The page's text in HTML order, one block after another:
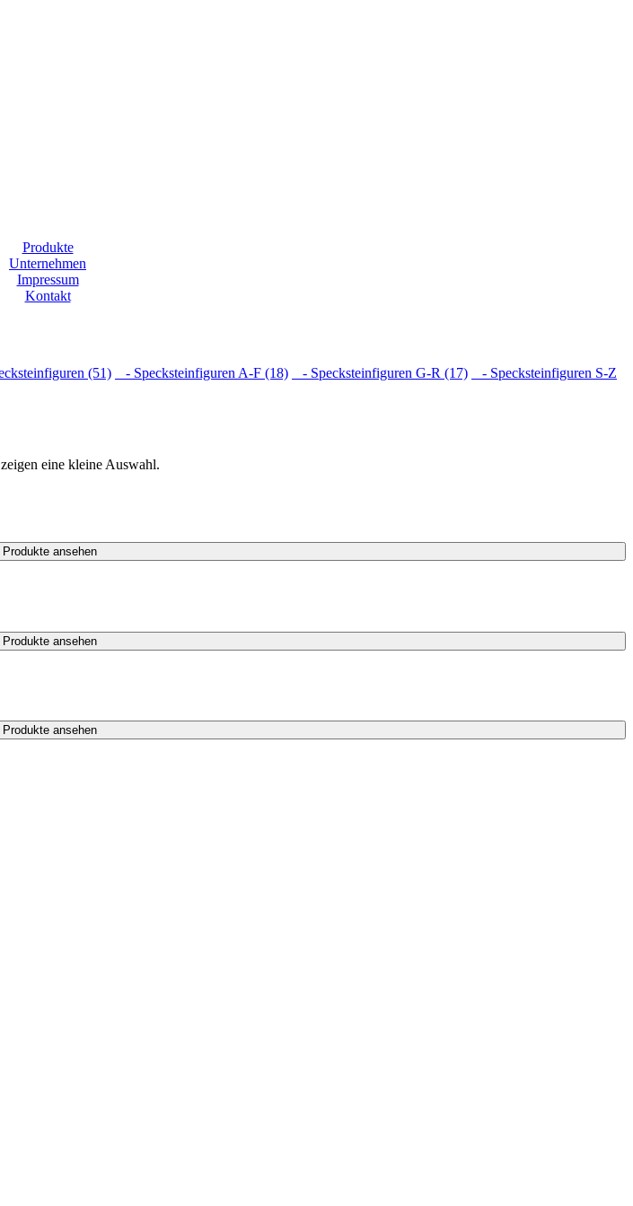
Produkte
Unternehmen
Impressum
Kontakt
(51) - Specksteinfiguren A-F (18) - Specksteinfiguren G-R (17)
- Specksteinfiguren S-Z
eine kleine Auswahl.
ansehen
ansehen
ansehen